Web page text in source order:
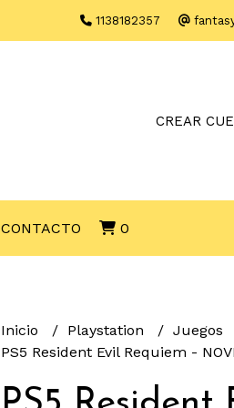
1138182357
CREAR
CONTACTO 0
Inicio Playstation
Juegos
PS5 Resident Evil Requiem -